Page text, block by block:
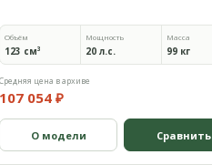
Объём
123 см³
Мощность
20 л.с.
Масса
99 кг
Средняя цена в архиве
107 054 ₽
О модели Сравнить